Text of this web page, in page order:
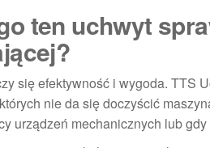
ten uchwyt
się efektywność i wygoda. TTS
nie da się doczyścić
urządzeń mechanicznych lub